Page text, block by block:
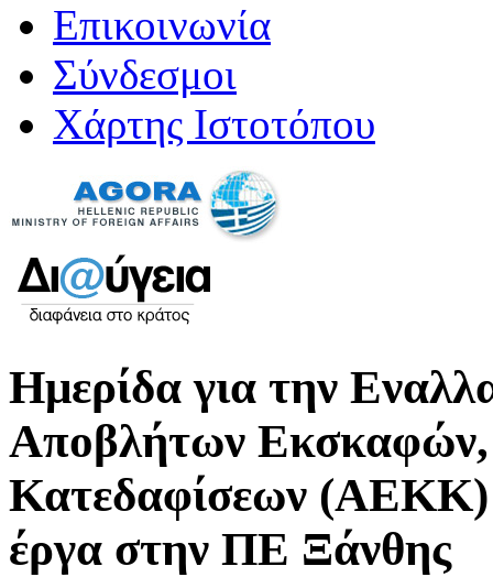
Επικοινωνία
Σύνδεσμοι
Χάρτης Ιστοτόπου
Ημερίδα για την
Αποβλήτων
Κατεδαφίσεων (ΑΕΚΚ)
έργα στην ΠΕ Ξάνθης